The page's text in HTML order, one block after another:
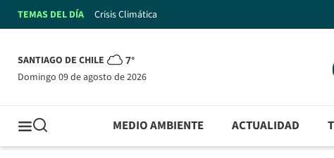
TEMAS DEL DÍA Crisis Climática
SANTIAGO DE CHILE 7°
domingo 09 de agosto de 2026
MEDIO AMBIENTE ACTUALIDAD